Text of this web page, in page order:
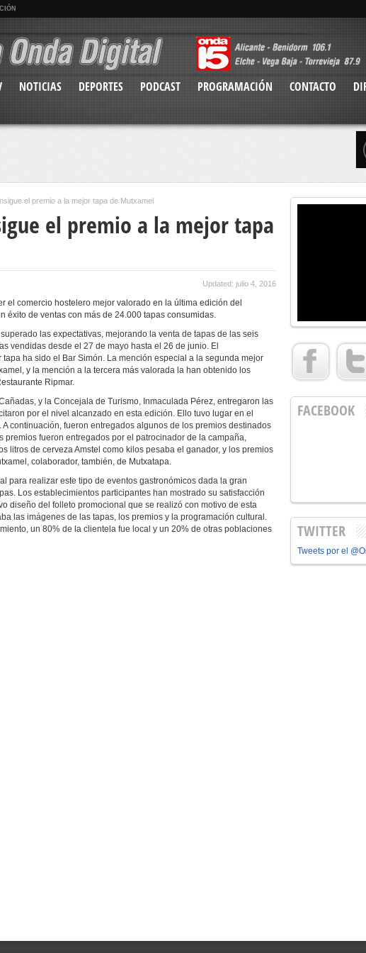
NOTICIAS DEPORTES PODCAST PROGRAMACIÓN CONTACTO
el premio a la mejor tapa de Mutxamel
el premio a la mejor tapa
Updated: julio 4, 2016
el comercio hostelero mejor valorado en la última edición del
éxito de ventas con más de 24.000 tapas consumidas.
las expectativas, mejorando la venta de tapas de las seis
vendidas desde el 27 de mayo hasta el 26 de junio. El
ha sido el Bar Simón. La mención especial a la segunda mejor
y la mención a la tercera más valorada la han obtenido los
Ripmar.
y la Concejala de Turismo, Inmaculada Pérez, entregaron las
por el nivel alcanzado en esta edición. Ello tuvo lugar en el
continuación, fueron entregados algunos de los premios destinados
premios fueron entregados por el patrocinador de la campaña,
litros de cerveza Amstel como kilos pesaba el ganador, y los premios
colaborador, también, de Mutxatapa.
para realizar este tipo de eventos gastronómicos dada la gran
Los establecimientos participantes han mostrado su satisfacción
diseño del folleto promocional que se realizó con motivo de esta
las imágenes de las tapas, los premios y la programación cultural.
un 80% de la clientela fue local y un 20% de otras poblaciones
FACEBOOK
TWITTER
Tweets por el